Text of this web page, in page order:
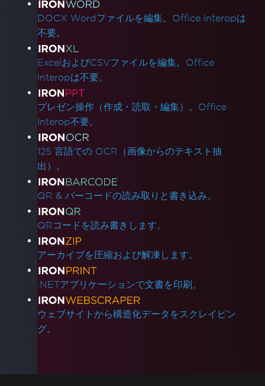
DOCX Wordファイルを編集。Office Interopは
不要。
ExcelおよびCSVファイルを編集。Office
Interopは不要。
プレゼン操作（作成・読取・編集）。Office
Interop不要。
125 言語での OCR（画像からのテキスト抽
出）。
QR & バーコードの読み取りと書き込み。
QRコードを読み書きします。
アーカイブを圧縮および解凍します。
.NETアプリケーションで文書を印刷。
ウェブサイトから構造化データをスクレイピン
グ。